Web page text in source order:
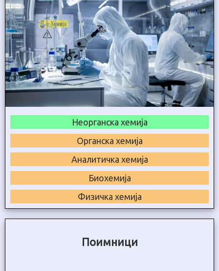
Неорганска хемија
Органска хемија
Аналитичка хемија
Биохемија
Физичка хемија
Поимници